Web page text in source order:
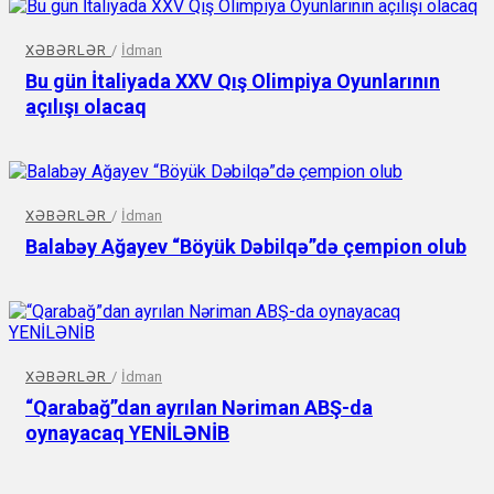
XƏBƏRLƏR / İdman
Bu gün İtaliyada XXV Qış Olimpiya Oyunlarının
açılışı olacaq
XƏBƏRLƏR / İdman
Balabəy Ağayev “Böyük Dəbilqə”də çempion olub
XƏBƏRLƏR / İdman
“Qarabağ”dan ayrılan Nəriman ABŞ-da
oynayacaq YENİLƏNİB